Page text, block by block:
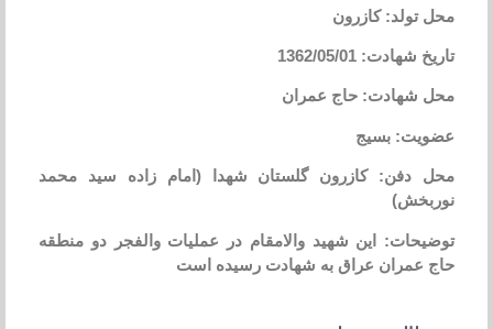
محل تولد: کازرون
تاریخ شهادت: 1362/05/01
محل شهادت: حاج عمران
عضویت: بسیج
محل دفن: کازرون گلستان شهدا (امام زاده سید محمد
نوربخش)
توضیحات: این شهید والامقام در عملیات والفجر دو منطقه
حاج عمران عراق به شهادت رسیده است